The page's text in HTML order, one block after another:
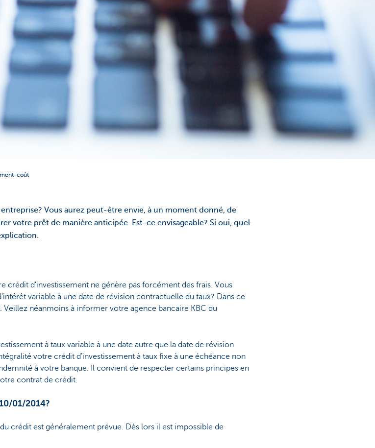
coût
Vous aurez peut-être envie, à un moment donné, de
votre prêt de manière anticipée. Est-ce envisageable? Si oui, quel
crédit d'investissement ne génère pas forcément des frais. Vous
variable à une date de révision contractuelle du taux? Dans ce
néanmoins à informer votre agence bancaire KBC du
à taux variable à une date autre que la date de révision
votre crédit d'investissement à taux fixe à une échéance non
à votre banque. Il convient de respecter certains principes en
contrat de crédit.
01/2014?
crédit est généralement prévue. Dès lors il est impossible de